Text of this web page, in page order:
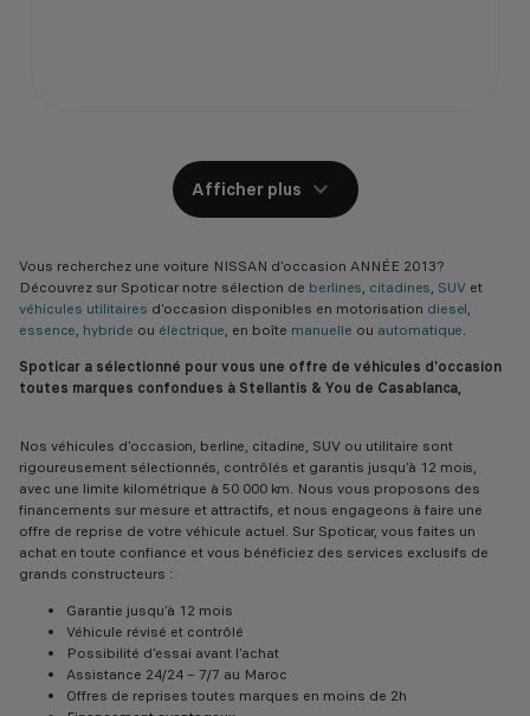
Afficher plus
Vous recherchez une voiture NISSAN d’occasion ANNÉE 2013?
Découvrez sur Spoticar notre sélection de berlines, citadines, SUV et
véhicules utilitaires d'occasion disponibles en motorisation diesel,
essence, hybride ou électrique, en boîte manuelle ou automatique.
Spoticar a sélectionné pour vous une offre de véhicules d'occasion
toutes marques confondues à Stellantis & You de Casablanca,
Nos véhicules d’occasion, berline, citadine, SUV ou utilitaire sont
rigoureusement sélectionnés, contrôlés et garantis jusqu’à 12 mois,
avec une limite kilométrique à 50 000 km. Nous vous proposons des
financements sur mesure et attractifs, et nous engageons à faire une
offre de reprise de votre véhicule actuel. Sur Spoticar, vous faites un
achat en toute confiance et vous bénéficiez des services exclusifs de
grands constructeurs :
Garantie jusqu’à 12 mois
Véhicule révisé et contrôlé
Possibilité d’essai avant l’achat
Assistance 24/24 – 7/7 au Maroc
Offres de reprises toutes marques en moins de 2h